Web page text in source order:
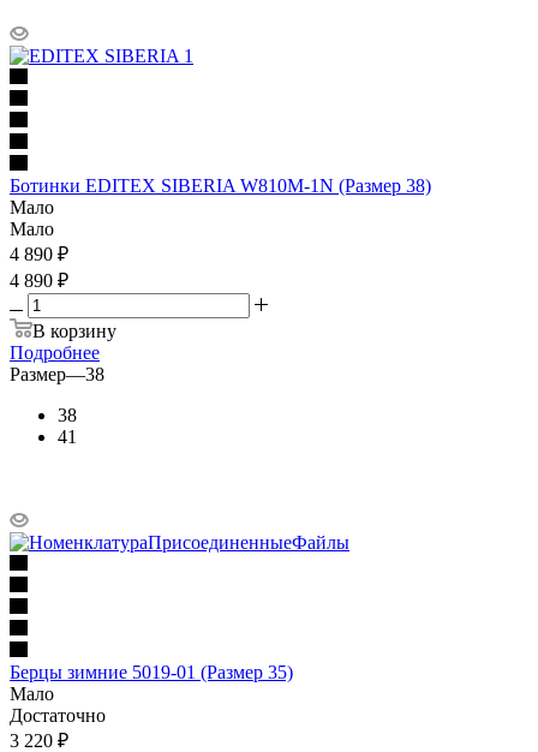
Ботинки EDITEX SIBERIA W810M-1N (Размер 38)
Мало
Мало
4 890 ₽
4 890 ₽
В корзину
Подробнее
Размер—38
38
41
Берцы зимние 5019-01 (Размер 35)
Мало
Достаточно
3 220 ₽